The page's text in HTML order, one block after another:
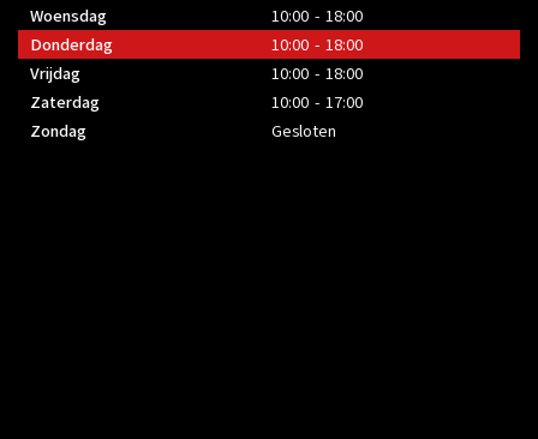
Woensdag
10:00 - 18:00
Donderdag
10:00 - 18:00
Vrijdag
10:00 - 18:00
Zaterdag
10:00 - 17:00
Zondag
Gesloten